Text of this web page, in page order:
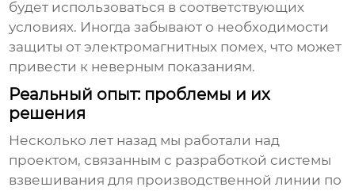
будет использоваться в соответствующих
условиях. Иногда забывают о необходимости
защиты от электромагнитных помех, что может
привести к неверным показаниям.
Реальный опыт: проблемы и их
решения
Несколько лет назад мы работали над
проектом, связанным с разработкой системы
взвешивания для производственной линии по